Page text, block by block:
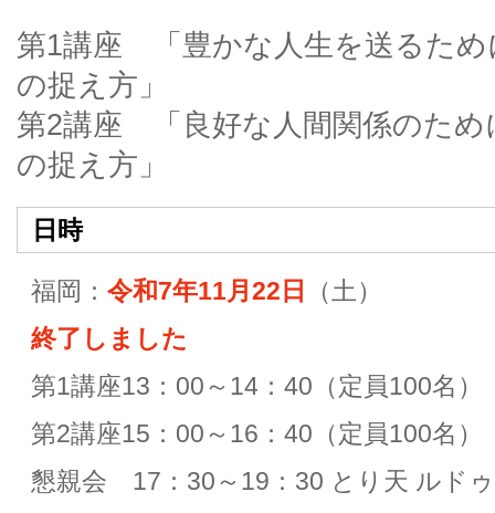
第1講座 「豊かな人生を送るた
の捉え方」
第2講座 「良好な人間関係のため
の捉え方」
日時
福岡： 令和7年11月22日 （土）
終了しました
第1講座13：00～14：40（定員100名）
第2講座15：00～16：40（定員100名）
懇親会 17：30～19：30 とり天 ルド